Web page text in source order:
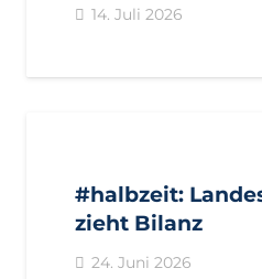
14. Juli 2026
#halbzeit:
zieht Bilanz
24. Juni 2026